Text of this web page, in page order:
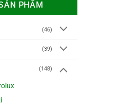
PHẨM
(46)
(39)
(148)